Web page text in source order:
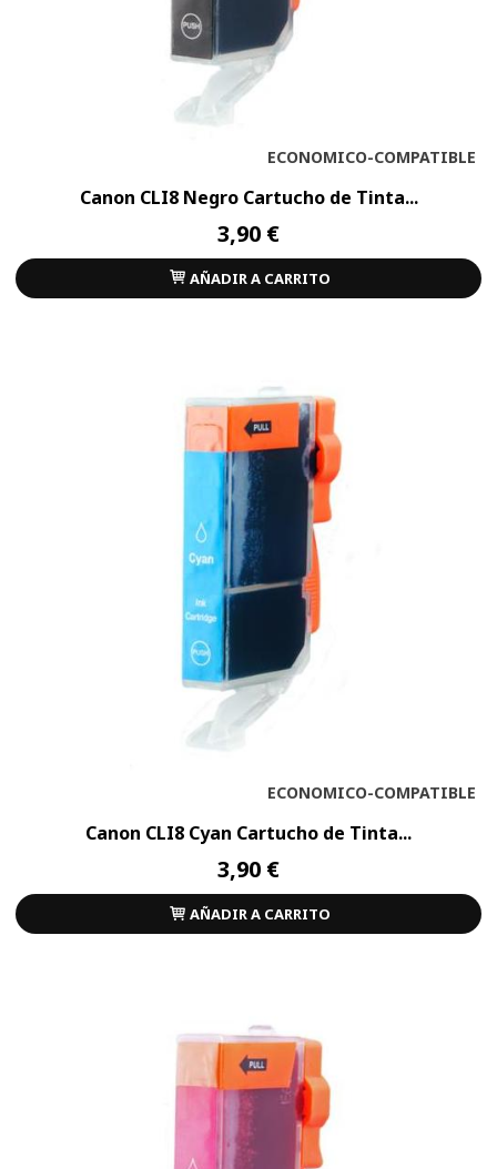
ECONOMICO-COMPATIBLE
Canon CLI8 Negro Cartucho de Tinta...
3,90 €
AÑADIR A CARRITO
ECONOMICO-COMPATIBLE
Canon CLI8 Cyan Cartucho de Tinta...
3,90 €
AÑADIR A CARRITO